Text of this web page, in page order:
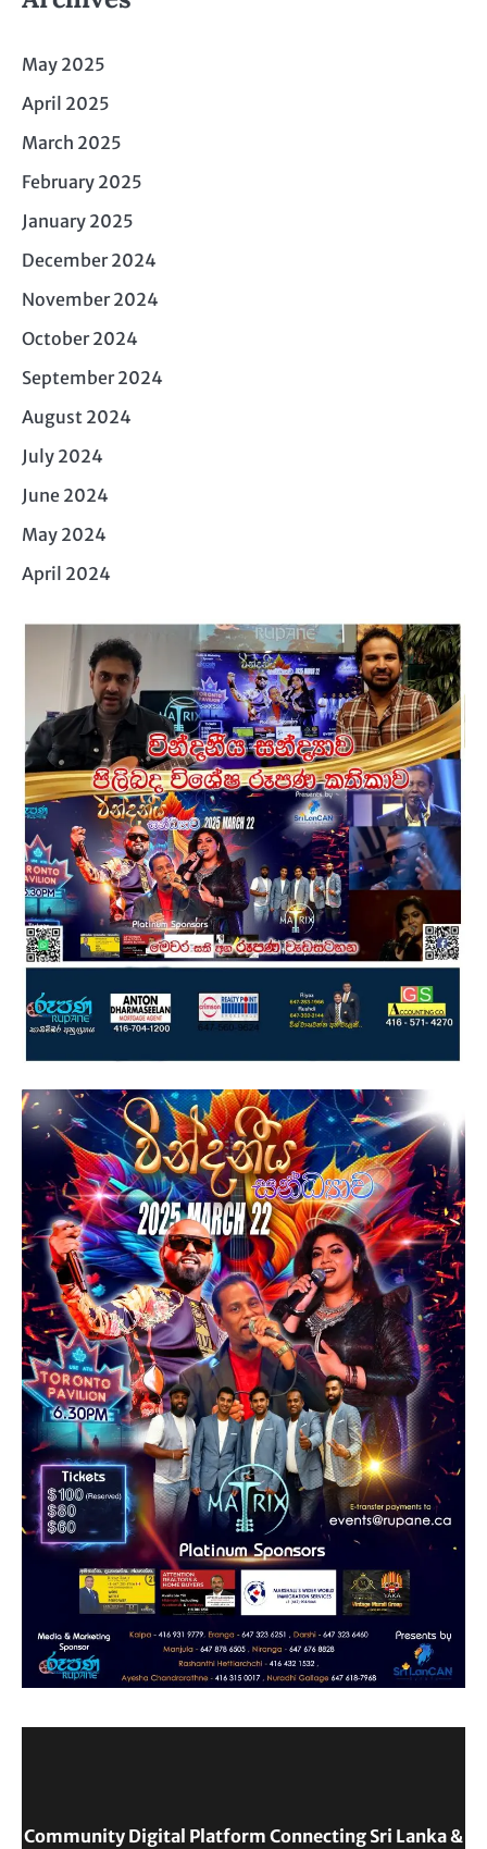
May 2025
April 2025
March 2025
February 2025
January 2025
December 2024
November 2024
October 2024
September 2024
August 2024
July 2024
June 2024
May 2024
April 2024
Community Digital Platform Connecting Sri Lanka &